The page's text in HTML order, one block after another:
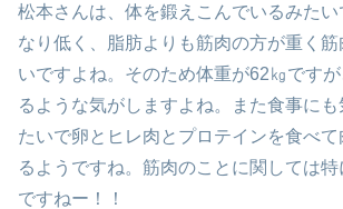
松本さんは、体を鍛えこんでいるみた
なり低く、脂肪よりも筋肉の方が重く
いですよね。そのため体重が62㎏ですが
るような気がしますよね。また食事に
たいで卵とヒレ肉とプロテインを食べ
るようですね。筋肉のことに関しては
ですねー！！